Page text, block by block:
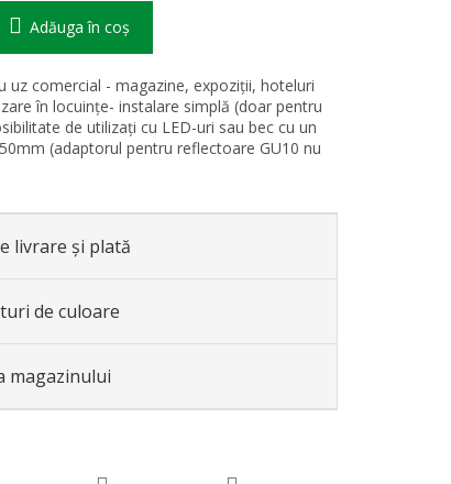
Adăuga în coş
uz comercial - magazine, expoziții, hoteluri
în locuințe- instalare simplă (doar pentru
de utilizați cu LED-uri sau bec cu un
(adaptorul pentru reflectoare GU10 nu
livrare și plată
de culoare
magazinului